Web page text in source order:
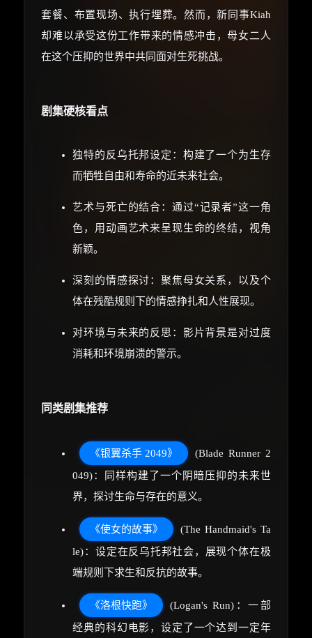
套餐、布置现场、执行埋葬。然而，新同事Kiah
却难以承受这份工作带来的情感冲击，母女二人
在这个压抑的世界中共同面对生死挑战。
剧集硬核看点
独特的反乌托邦设定：构建了一个为生存
而牺牲自由和寿命的近未来社会。
艺术与死亡的结合：通过“记录者”这一角
色，用动画艺术来呈现生命的终结，视角
新颖。
深刻的情感探讨：聚焦母女关系，以及个
体在残酷规则下的情感挣扎和人性展现。
对环境与未来的反思：影片背景是对过度
消耗和环境崩溃的警示。
同类剧集推荐
《银翼杀手 2049》
(Blade Runner 2
049)：同样构建了一个阴暗压抑的未来世
界，探讨生命与存在的意义。
《使女的故事》
(The Handmaid's Ta
le)：设定在反乌托邦社会，展现个体在极
端规则下求生和反抗的故事。
《洛根快跑》
(Logan's Run)：一部
经典的科幻电影，设定了一个达到一定年